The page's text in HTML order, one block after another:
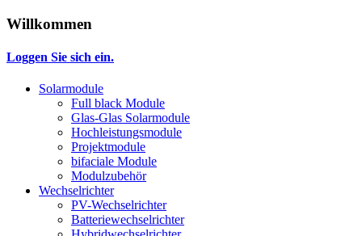
Willkommen
Loggen Sie sich ein.
Solarmodule
Full black Module
Glas-Glas Solarmodule
Hochleistungsmodule
Projektmodule
bifaciale Module
Modulzubehör
Wechselrichter
PV-Wechselrichter
Batteriewechselrichter